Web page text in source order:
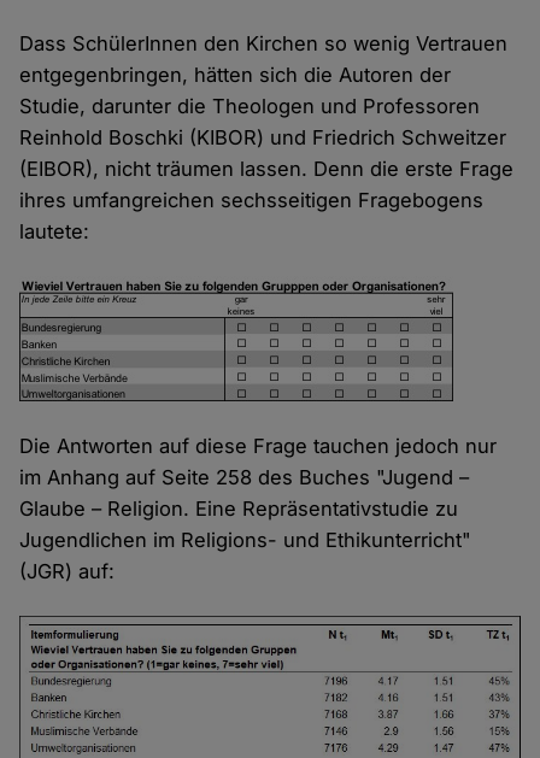
Dass SchülerInnen den Kirchen so wenig Vertrauen
entgegenbringen, hätten sich die Autoren der
Studie, darunter die Theologen und Professoren
Reinhold Boschki (KIBOR) und Friedrich Schweitzer
(EIBOR), nicht träumen lassen. Denn die erste Frage
ihres umfangreichen sechsseitigen Fragebogens
lautete:
Die Antworten auf diese Frage tauchen jedoch nur
im Anhang auf Seite 258 des Buches "Jugend –
Glaube – Religion. Eine Repräsentativstudie zu
Jugendlichen im Religions- und Ethikunterricht"
(JGR) auf: